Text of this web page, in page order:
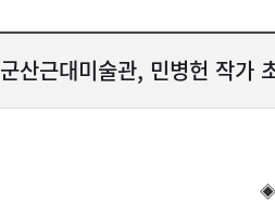
군산근대미술관, 민병헌 작가
◈